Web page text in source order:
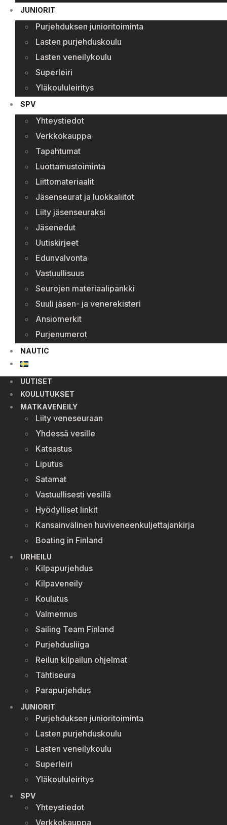
JUNIORIT
Purjehduksen junioritoiminta
Lasten purjehduskoulu
Lasten veneilykoulu
Superleiri
Yläkoululeiritys
SPV
Yhteystiedot
Verkkokauppa
Tapahtumat
Luottamustoiminta
Liittomateriaalit
Jäsenseurat ja luokkaliitot
Liity jäsenseuraksi
Jäsenedut
Uutiskirjeet
Edunvalvonta
Vastuullisuus
Seurojen materiaalipankki
Suuli jäsen- ja venerekisteri
Ansiomerkit
Purjenumerot
NAUTIC
UUTISET
KOULUTUKSET
MATKAVENEILY
Liity veneseuraan
Yhdessä vesille
Katsastus
Liputus
Satamat
Vastuullisesti vesillä
Hyödylliset linkit
Kansainvälinen huviveneenkuljettajankirja
Boating in Finland
URHEILU
Kilpapurjehdus
Kilpaveneily
Koulutus
Valmennus
Sailing Team Finland
Purjehdusliiga
Reilun kilpailun ohjelmat
Tähtiseura
Parapurjehdus
JUNIORIT
Purjehduksen junioritoiminta
Lasten purjehduskoulu
Lasten veneilykoulu
Superleiri
Yläkoululeiritys
SPV
Yhteystiedot
Verkkokauppa